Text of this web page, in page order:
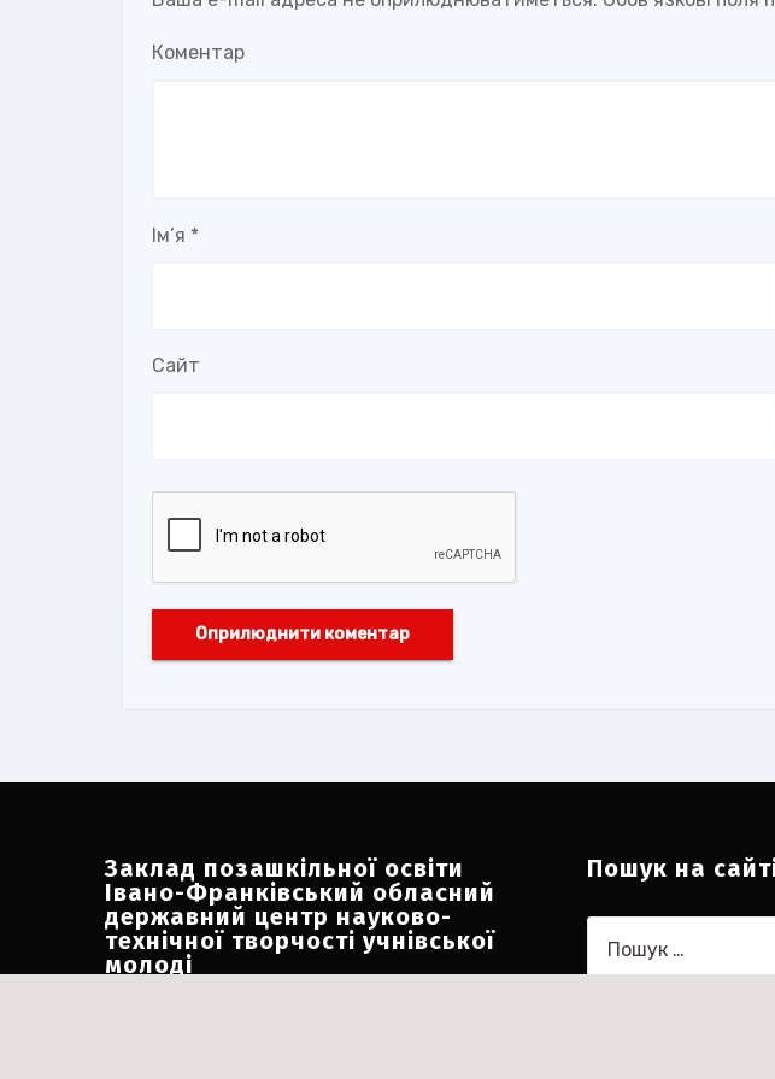
Коментар
Ім’я *
Сайт
Заклад позашкільної освіти
Івано-Франківський обласний
державний центр науково-
технічної творчості учнівської
молоді
Пошук на